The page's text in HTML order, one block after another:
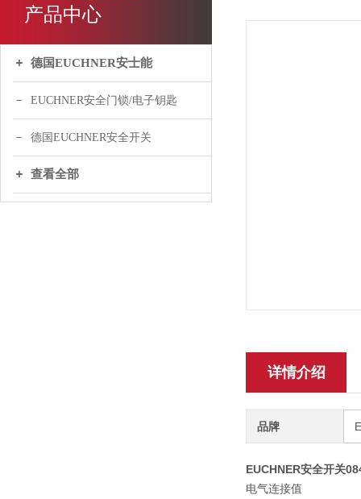
产品中心
德国EUCHNER安士能
EUCHNER安全门锁/电子钥匙
德国EUCHNER安全开关
查看全部
详情介绍
品牌
EUCHNER安全开关
电气连接值